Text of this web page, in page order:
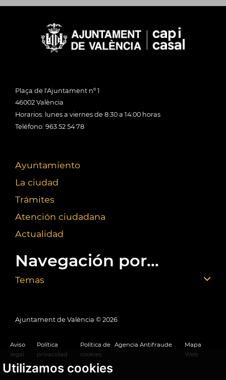
Utilizamos cookies
Plaça de l'Ajuntament nº 1
46002 València
Horarios: lunes a viernes de 8:30 a 14:00 horas
Teléfono: 963 52 54 78
Ayuntamiento
La ciudad
Trámites
Atención ciudadana
Actualidad
Navegación por...
Temas
Ajuntament de València © 2026
Aviso
legal
Política
privacidad
Política de
cookies
Agencia Antifraude
Mapa
Web